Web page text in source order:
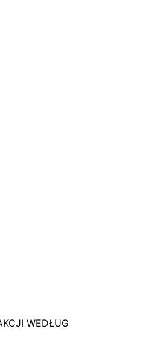
WEDŁUG